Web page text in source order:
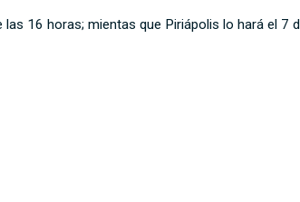
16 horas; mientas que Piriápolis lo hará el 7